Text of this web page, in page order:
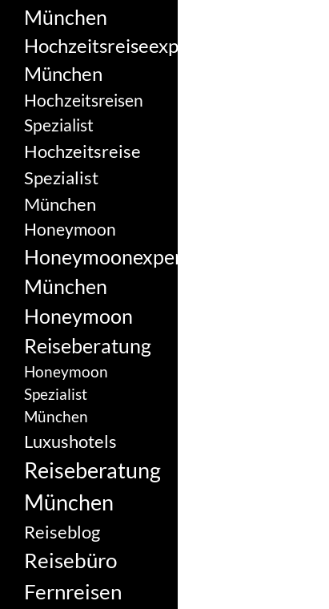
München
Hochzeitsreiseexperte
München
Hochzeitsreisen
Spezialist
Hochzeitsreise
Spezialist
München
Honeymoon
Honeymoonexperte
München
Honeymoon
Reiseberatung
Honeymoon
Spezialist
München
Luxushotels
Reiseberatung
München
Reiseblog
Reisebüro
Fernreisen